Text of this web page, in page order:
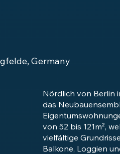
Germany
Nördlich von Berlin
das
von 52 bis 121m²,
vielfältige
Balkone, Loggien